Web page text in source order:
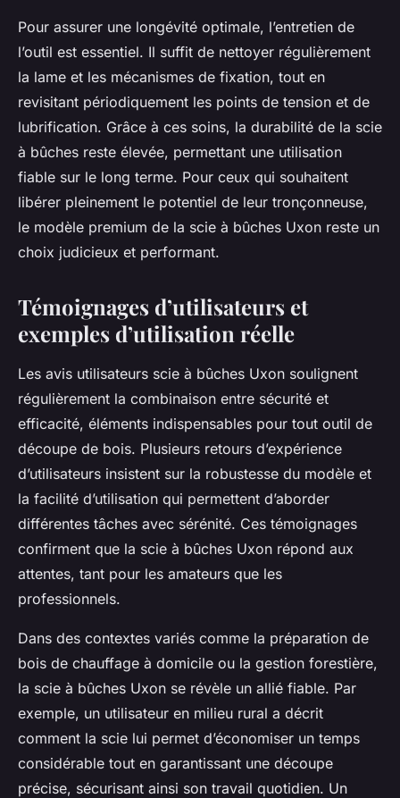
Pour assurer une longévité optimale, l’entretien de
l’outil est essentiel. Il suffit de nettoyer régulièrement
la lame et les mécanismes de fixation, tout en
revisitant périodiquement les points de tension et de
lubrification. Grâce à ces soins, la durabilité de la scie
à bûches reste élevée, permettant une utilisation
fiable sur le long terme. Pour ceux qui souhaitent
libérer pleinement le potentiel de leur tronçonneuse,
le modèle premium de la scie à bûches Uxon reste un
choix judicieux et performant.
Témoignages d’utilisateurs et
exemples d’utilisation réelle
Les avis utilisateurs scie à bûches Uxon soulignent
régulièrement la combinaison entre sécurité et
efficacité, éléments indispensables pour tout outil de
découpe de bois. Plusieurs retours d’expérience
d’utilisateurs insistent sur la robustesse du modèle et
la facilité d’utilisation qui permettent d’aborder
différentes tâches avec sérénité. Ces témoignages
confirment que la scie à bûches Uxon répond aux
attentes, tant pour les amateurs que les
professionnels.
Dans des contextes variés comme la préparation de
bois de chauffage à domicile ou la gestion forestière,
la scie à bûches Uxon se révèle un allié fiable. Par
exemple, un utilisateur en milieu rural a décrit
comment la scie lui permet d’économiser un temps
considérable tout en garantissant une découpe
précise, sécurisant ainsi son travail quotidien. Un